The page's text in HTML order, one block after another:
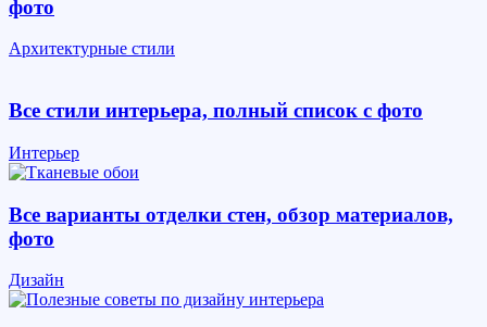
фото
Архитектурные стили
Все стили интерьера, полный список с фото
Интерьер
Все варианты отделки стен, обзор материалов,
фото
Дизайн